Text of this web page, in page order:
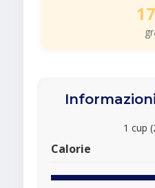
1 cup
Calorie